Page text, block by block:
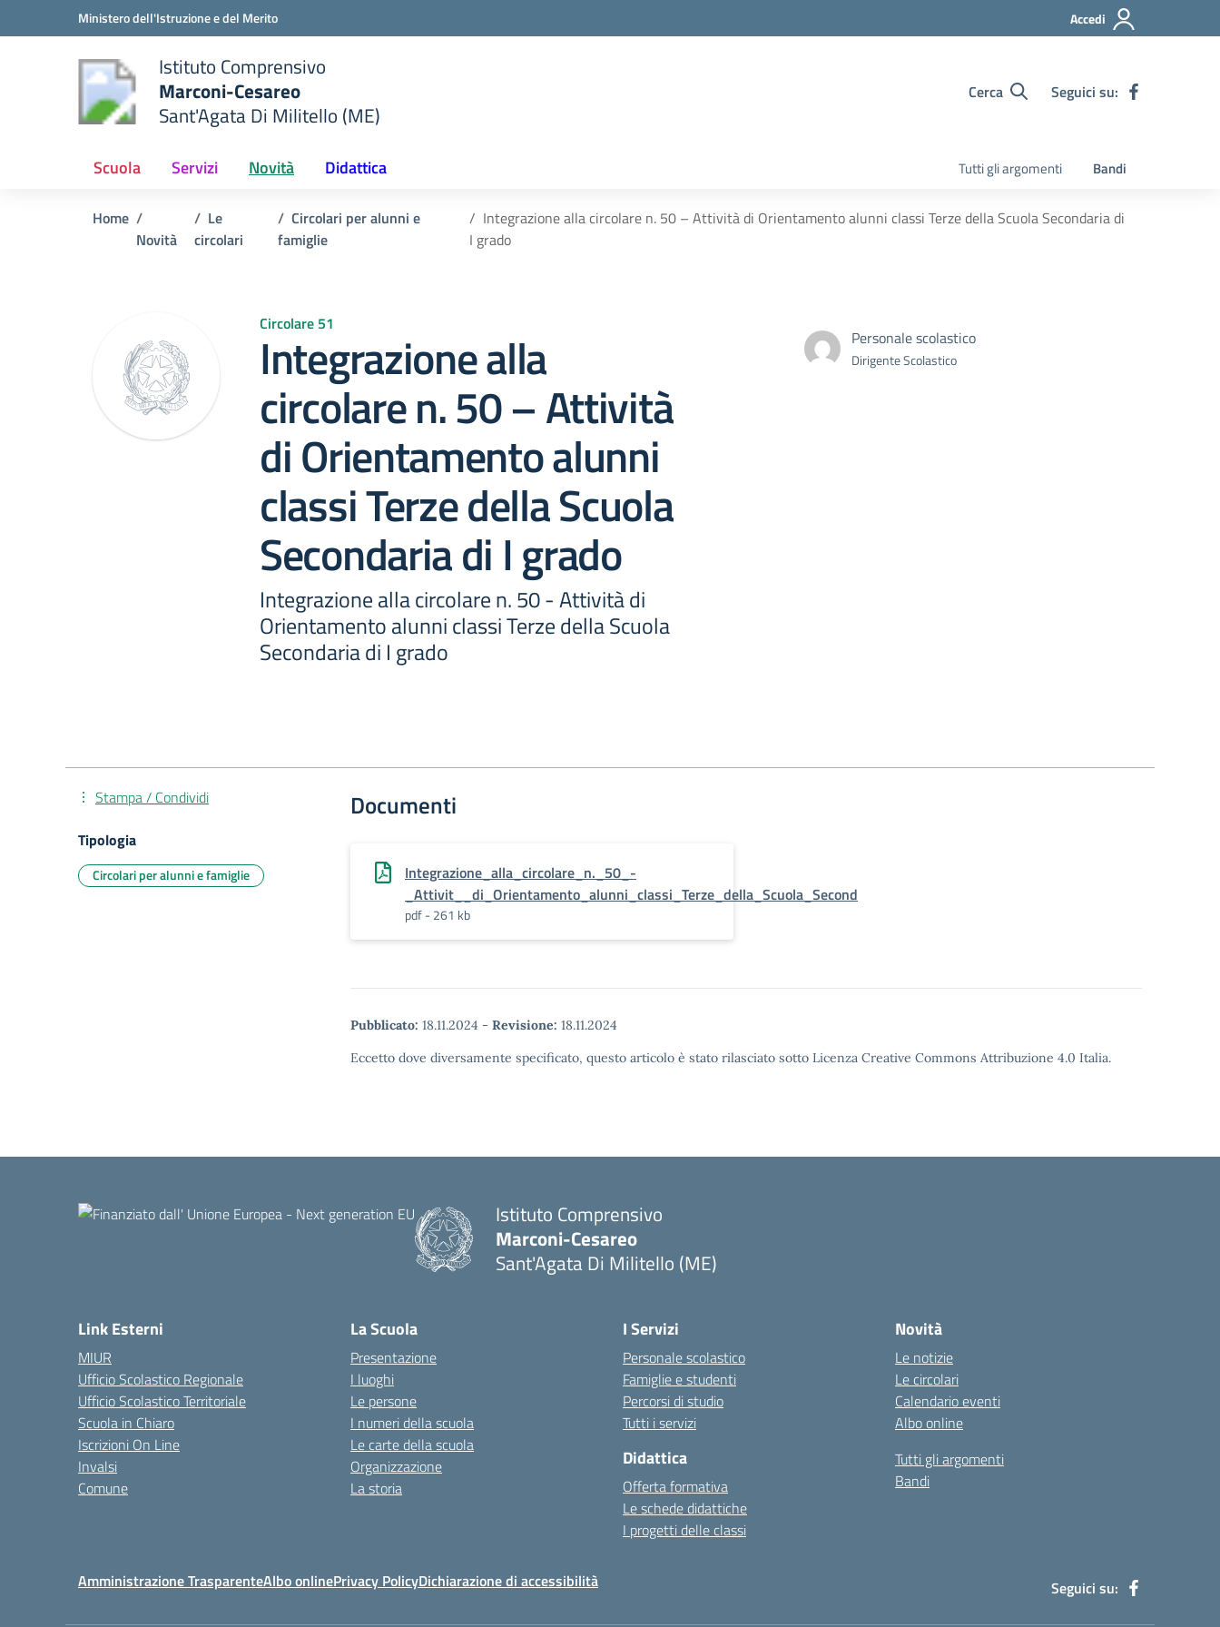
Vai ai contenuti
Vai al menu di navigazioneMinistero dell'Istruzione e del Merito Accedi
scuola
Istituto Comprensivo
Marconi-Cesareo
Sant'Agata Di Militello (ME)
Cerca Seguici su:
Scuola Servizi Novità Didattica Tutti gli argomenti Bandi
Home
Novità
Le
circolari
Circolari per alunni e
famiglie
Integrazione alla circolare n. 50 – Attività di Orientamento alunni classi Terze della Scuola Secondaria di
I grado
Circolare 51
Integrazione alla
circolare n. 50 – Attività
di Orientamento alunni
classi Terze della Scuola
Secondaria di I grado
Integrazione alla circolare n. 50 - Attività di
Orientamento alunni classi Terze della Scuola
Secondaria di I grado
Personale scolastico
Dirigente Scolastico
Documenti
Integrazione_alla_circolare_n._50_-
_Attivit__di_Orientamento_alunni_classi_Terze_della_Scuola_Second
pdf - 261 kb
Pubblicato: 18.11.2024 - Revisione: 18.11.2024
Eccetto dove diversamente specificato, questo articolo è stato rilasciato sotto Licenza Creative Commons Attribuzione 4.0 Italia.
Stampa / Condividi
Tipologia
Circolari per alunni e famiglie
Istituto Comprensivo
Marconi-Cesareo
Sant'Agata Di Militello (ME)
Link Esterni
MIUR
Ufficio Scolastico Regionale
Ufficio Scolastico Territoriale
Scuola in Chiaro
Iscrizioni On Line
Invalsi
Comune
La Scuola
Presentazione
I luoghi
Le persone
I numeri della scuola
Le carte della scuola
Organizzazione
La storia
I Servizi
Personale scolastico
Famiglie e studenti
Percorsi di studio
Tutti i servizi
Didattica
Offerta formativa
Le schede didattiche
I progetti delle classi
Novità
Le notizie
Le circolari
Calendario eventi
Albo online
Tutti gli argomenti
Bandi
Amministrazione TrasparenteAlbo onlinePrivacy PolicyDichiarazione di accessibilità Seguici su: